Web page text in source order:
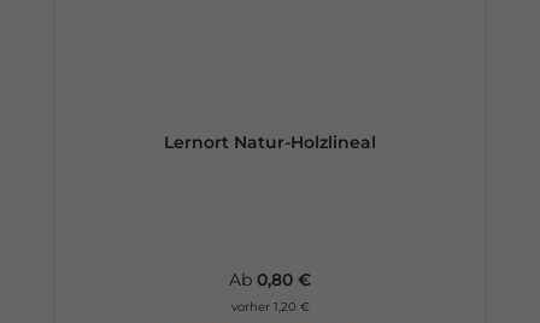
Lernort Natur-Holzlineal
Regulärer Preis:
Ab 0,80 €
vorher 1,20 €